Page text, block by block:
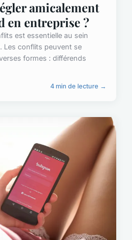
amicalement
en entreprise ?
est essentielle au sein
Les conflits peuvent se
formes : différends
4 min de lecture →